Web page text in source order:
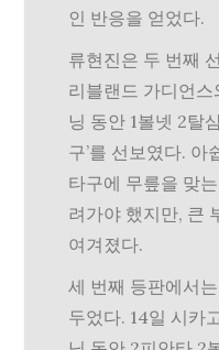
인 반응을 얻었다.
류현진은 두 번째
리블랜드 가디언
닝 동안 1볼넷 2탈
구’를 선보였다.
타구에 무릎을 맞
려가야 했지만, 큰
여겨졌다.
세 번째 등판에서
두었다. 14일 시카